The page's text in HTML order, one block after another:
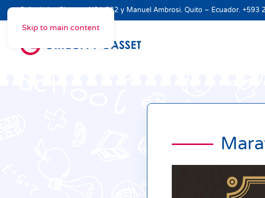
Skip to main content
Calle de los Cipreses N64-332 y Manuel Ambrosi. Quito – Ecuador. +593